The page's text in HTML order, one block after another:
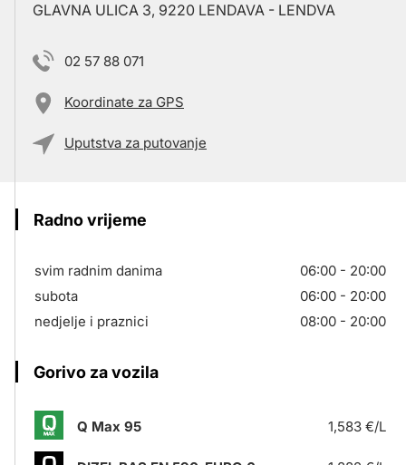
GLAVNA ULICA 3, 9220 LENDAVA - LENDVA
02 57 88 071
Koordinate za GPS
Uputstva za putovanje
Radno vrijeme
svim radnim danima
06:00 - 20:00
subota
06:00 - 20:00
nedjelje i praznici
08:00 - 20:00
Gorivo za vozila
Q Max 95 1,583 €/L